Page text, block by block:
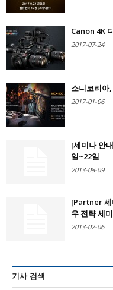
Canon 4K
2017-07-24
소니코리아
2017-01-06
[세미나 안
일~22일
2013-08-09
[Partner 세
우 전략 세
2013-02-06
기사 검색